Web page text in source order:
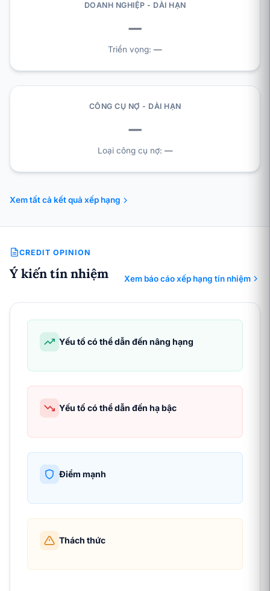
DOANH NGHIỆP - DÀI HẠN
—
Triển vọng: —
CÔNG CỤ NỢ - DÀI HẠN
—
Loại công cụ nợ: —
Xem tất cả kết quả xếp hạng
CREDIT OPINION
Ý kiến tín nhiệm Xem báo cáo xếp hạng tín nhiệm
Yếu tố có thể dẫn đến nâng hạng
Yếu tố có thể dẫn đến hạ bậc
Điểm mạnh
Thách thức